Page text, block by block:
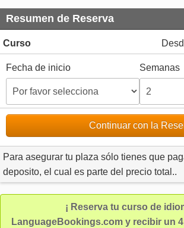
Resumen de Reserva
Curso
Fecha de inicio Semanas
Continuar con la
Para asegurar tu plaza sólo tienes que
deposito, el cual es parte del precio total..
¡ Reserva tu curso de
LanguageBookings.com y recibir un